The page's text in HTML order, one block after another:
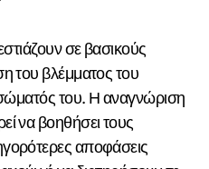
σε βασικούς
του βλέμματος του
του. Η αναγνώριση
να βοηθήσει τους
αποφάσεις